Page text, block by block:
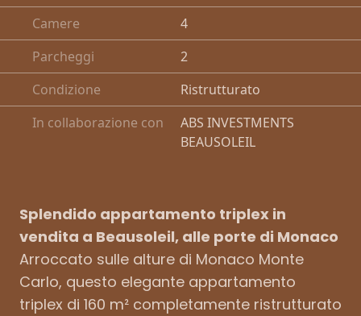
Camere
4
Parcheggi
2
Condizione
Ristrutturato
In collaborazione con
ABS INVESTMENTS
BEAUSOLEIL
Splendido appartamento triplex in
vendita a Beausoleil, alle porte di Monaco
Arroccato sulle alture di Monaco Monte
Carlo, questo elegante appartamento
triplex di 160 m² completamente ristrutturato